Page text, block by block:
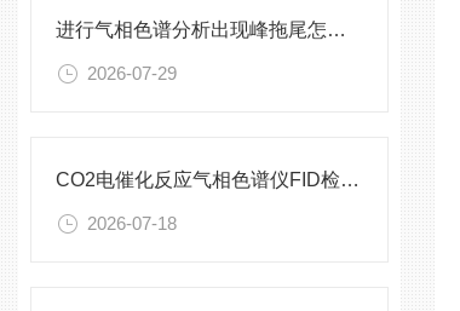
进行气相色谱分析出现峰拖尾怎么办？
2026-07-29
CO2电催化反应气相色谱仪FID检测器使用维护
2026-07-18